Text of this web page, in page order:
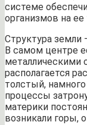
системе
организмов на ее
Структура земли
В самом центре
металлическими
располагается
толстый,
процессы
материки
возникали горы,